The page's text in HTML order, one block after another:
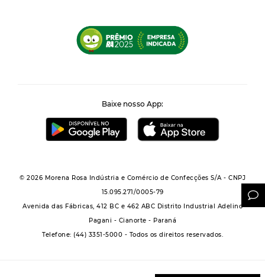
Baixe nosso App:
© 2026 Morena Rosa Indústria e Comércio de Confecções S/A - CNPJ
15.095.271/0005-79
Avenida das Fábricas, 412 BC e 462 ABC Distrito Industrial Adelino
Pagani - Cianorte - Paraná
Telefone: (44) 3351-5000 - Todos os direitos reservados.